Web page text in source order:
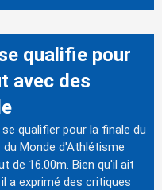
qualifie pour
avec des
qualifier pour la finale du
Monde d'Athlétisme
de 16.00m. Bien qu'il ait
a exprimé des critiques